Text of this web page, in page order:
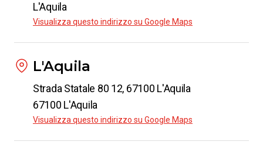
L'Aquila
Visualizza questo indirizzo su Google Maps
L'Aquila
Strada Statale 80 12, 67100 L'Aquila
67100 L'Aquila
Visualizza questo indirizzo su Google Maps